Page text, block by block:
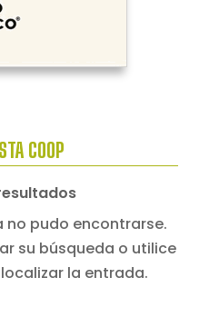
COOP
no pudo encontrarse.
su búsqueda o utilice
la entrada.